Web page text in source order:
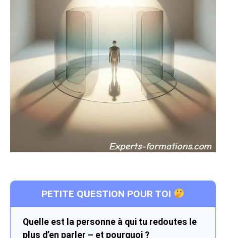
PETITE QUESTION POUR TOI
Quelle est la personne à qui tu redoutes le
plus d’en parler – et pourquoi ?